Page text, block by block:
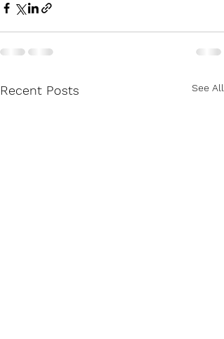
Recent Posts See All